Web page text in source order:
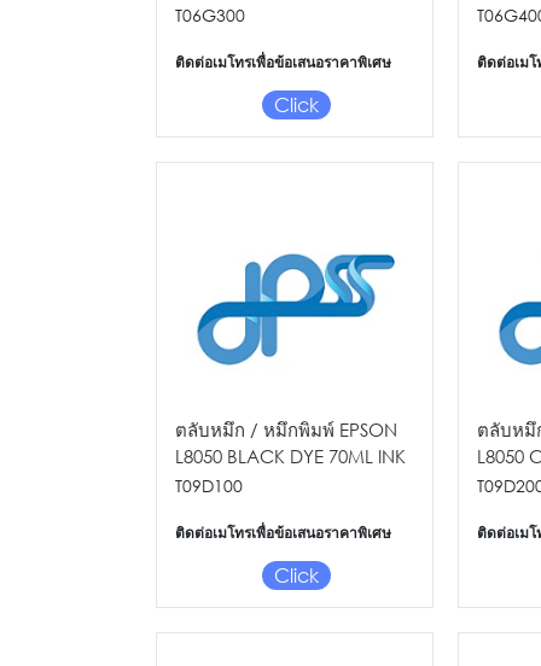
Click
70ML/L15150/L15160
T06G300
ติดต่อเมโทรเพื่อข้อเสนอราคาพิเศษ
70ML/
ติดต่อเมโ
Click
ตลับหมึก / หมึกพิมพ์ EPSON
L8050 BLACK DYE 70ML INK
BOTTLE
T09D100
ติดต่อเมโทรเพื่อข้อเสนอราคาพิเศษ
ตลับหมึ
L8050
BOTTLE
ติดต่อเมโ